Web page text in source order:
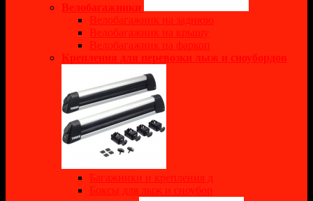
Велобагажники
Велобагажник на заднюю
Велобагажник на крышу
Велобагажник на фаркоп
Крепления для перевозки лыж и сноубордов
Багажники и крепления д
Боксы для лыж и сноубор